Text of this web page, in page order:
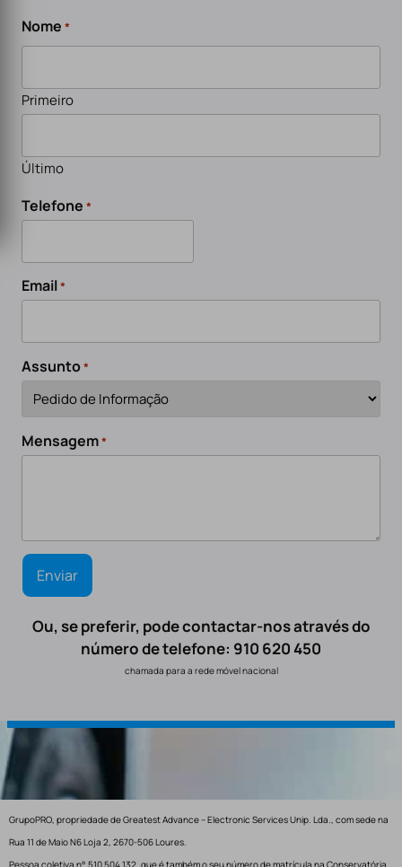
Nome *
Primeiro
Último
Telefone *
Email*
Assunto*
Mensagem*
Ou, se preferir, pode contactar-nos através do
número de telefone: 910 620 450
chamada para a rede móvel nacional
GrupoPRO, propriedade de Greatest Advance – Electronic Services Unip. Lda., com sede na
Rua 11 de Maio N6 Loja 2, 2670-506 Loures.
Pessoa coletiva n° 510 504 132, que é também o seu número de matrícula na Conservatória